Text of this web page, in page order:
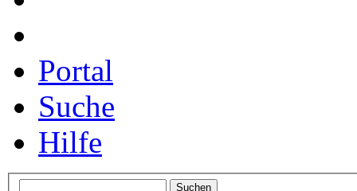
Portal
Suche
Hilfe